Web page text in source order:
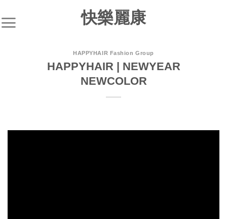
快樂麗康
HAPPYHAIR Fashion Group
HAPPYHAIR | NEWYEAR
NEWCOLOR